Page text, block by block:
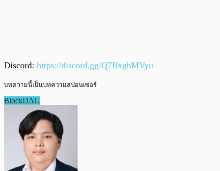
Discord: https://discord.gg/Q7BxghMVyu
บทความนี้เป็นบทความสปอนเซอร์
BlockDAG